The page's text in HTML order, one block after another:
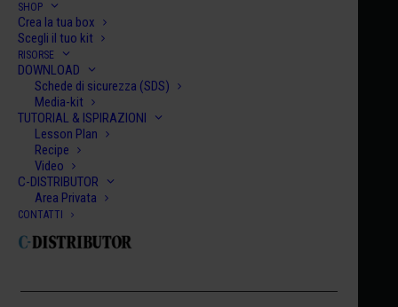
SHOP
Crea la tua box
Scegli il tuo kit
RISORSE
DOWNLOAD
Schede di sicurezza (SDS)
Media-kit
TUTORIAL & ISPIRAZIONI
Lesson Plan
Recipe
Video
C-DISTRIBUTOR
Area Privata
CONTATTI
Home
SAINTPETERSBURG